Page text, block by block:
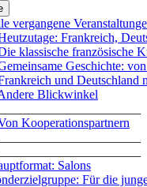
vergangene
Frankreich,
klassische französische
Geschichte:
und Deutschland
Blickwinkel
Kooperationspartnern
Salons
Für die